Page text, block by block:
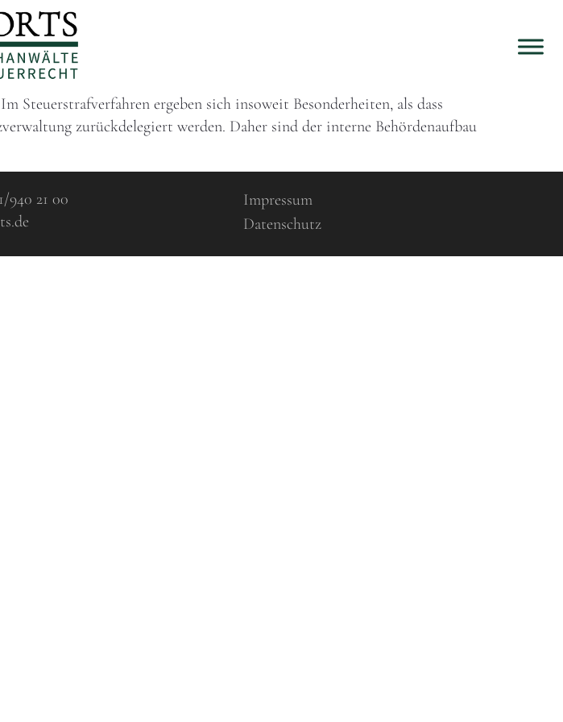
ergeben sich insoweit Besonderheiten, als dass
zurückdelegiert werden. Daher sind der interne Behördenaufbau
940 21 00
Impressum
Datenschutz